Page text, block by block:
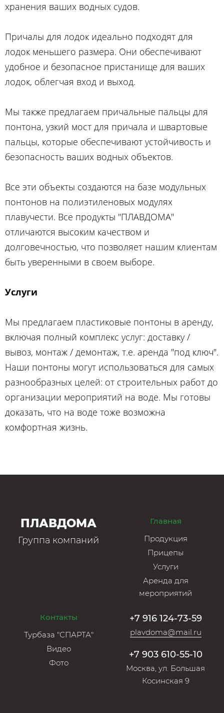
хранения ваших водных судов.
Причалы для лодок идеально подходят для
лодок меньшего размера. Они обеспечивают
удобное и безопасное пристанище для ваших
лодок, облегчая вход и выход.
Мы также предлагаем причальные пальцы для
понтона, узкий мост для причала и швартовые
пальцы, которые обеспечивают устойчивость и
безопасность ваших водных объектов.
Все эти объекты создаются на базе модульных
понтонов на полиэтиленовых модулях
плавучести. Все продукты "ПЛАВДОМА"
отличаются высоким качеством и
долговечностью, что позволяет нашим клиентам
быть уверенными в своем выборе.
Услуги
Мы предлагаем пластиковые понтоны в аренду,
включая полный комплекс услуг: доставку /
вывоз, монтаж / демонтаж, т.е. аренда "под ключ".
Наши понтоны могут использоваться для самых
разнообразных целей: от строительных работ до
организации мероприятий на воде. Мы готовы
доказать, что на воде тоже возможна
комфортная жизнь.
ПЛАВДОМА
Группа компаний
Главная
Продукция
Прицепы
Услуги
Аренда для
мероприятий
Контакты
Турбаза "СПАРТА"
Видео
Фото
+7 916 124-73-59
plavdoma@mail.ru
+7 903 610-55-10
Москва, ул. Большая
Косинская 9